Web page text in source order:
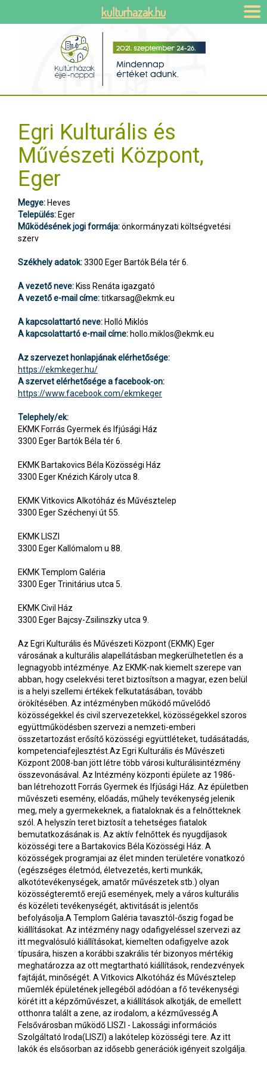
Egri Kulturális és
Művészeti Központ,
Eger
Megye: Heves
Település: Eger
Működésének jogi formája:önkormányzati költségvetési
szerv
Székhely adatok:3300 Eger Bartók Béla tér 6.
A vezető neve: Kiss Renáta igazgató
A vezető e-mail címe:titkarsag@ekmk.eu
A kapcsolattartó neve: Holló Miklós
A kapcsolattartó e-mail címe: hollo.miklos@ekmk.eu
Az szervezet honlapjának elérhetősége:
https://ekmkeger.hu/
A szervet elérhetősége a facebook-on:
https://www.facebook.com/ekmkeger
Telephely/ek:
EKMK Forrás Gyermek és Ifjúsági Ház
3300 Eger Bartók Béla tér 6.
EKMK Bartakovics Béla Közösségi Ház
3300 Eger Knézich Károly utca 8.
EKMK Vitkovics Alkotóház és Művésztelep
3300 Eger Széchenyi út 55.
EKMK LISZI
3300 Eger Kallómalom u 88.
EKMK Templom Galéria
3300 Eger Trinitárius utca 5.
EKMK Civil Ház
3300 Eger Bajcsy-Zsilinszky utca 9.
Az Egri Kulturális és Művészeti Központ (EKMK) Eger
városának a kulturális alapellátásban megkerülhetetlen és a
legnagyobb intézménye. Az EKMK-nak kiemelt szerepe van
abban, hogy cselekvési teret biztosítson a magyar, ezen belül
is a helyi szellemi értékek felkutatásában, tovább
örökítésében. Az intézményben működő művelődő
közösségekkel és civil szervezetekkel, közösségekkel szoros
együttműködésben szervezi a nemzeti-emberi
összetartozást erősítő közösségi együttléteket, tudásátadás,
kompetenciafejlesztést.Az Egri Kulturális és Művészeti
Központ 2008-ban jött létre több városi kulturálisintézmény
összevonásával. Az Intézmény központi épülete az 1986-
ban létrehozott Forrás Gyermek és Ifjúsági Ház. Az épületben
művészeti esemény, előadás, műhely tevékenység jelenik
meg, mely a gyermekeknek, a fiataloknak és a felnőtteknek
szól. A helyszín teret biztosít a tehetséges fiatalok
bemutatkozásának is. Az aktív felnőttek és nyugdíjasok
közösségi tere a Bartakovics Béla Közösségi Ház. A
közösségek programjai az élet minden területére vonatkozó
(egészséges életmód, életvezetés, kerti munkák,
alkotótevékenységek, amatőr művészetek stb.) olyan
közösségteremtő erejű események, mely a város kulturális
és közéleti tevékenységét, aktivitását is jelentős
befolyásolja.A Templom Galéria tavasztól-őszig fogad be
kiállításokat. Az intézmény nagy odafigyeléssel szervezi az
itt megvalósuló kiállításokat, kiemelten odafigyelve azok
típusára, hiszen a korábbi szakrális tér bizonyos mértékig
meghatározza az ott megtartható kiállítások, rendezvények
fajtáját, minőségét. A Vitkovics Alkotóház és Művésztelep
műemlék épületének jellegéből adódóan a fő tevékenységi
körét itt a képzőművészet, a kiállítások alkotják, de emellett
otthonra talált a zene, az irodalom, a kézművesség.A
Felsővárosban működő LISZI - Lakossági információs
Szolgáltató Iroda(LISZI) a lakótelep közösségi tere. Az itt
lakók és elsősorban az idősebb generációk igényeit szolgálja.
kulturhazak.hu